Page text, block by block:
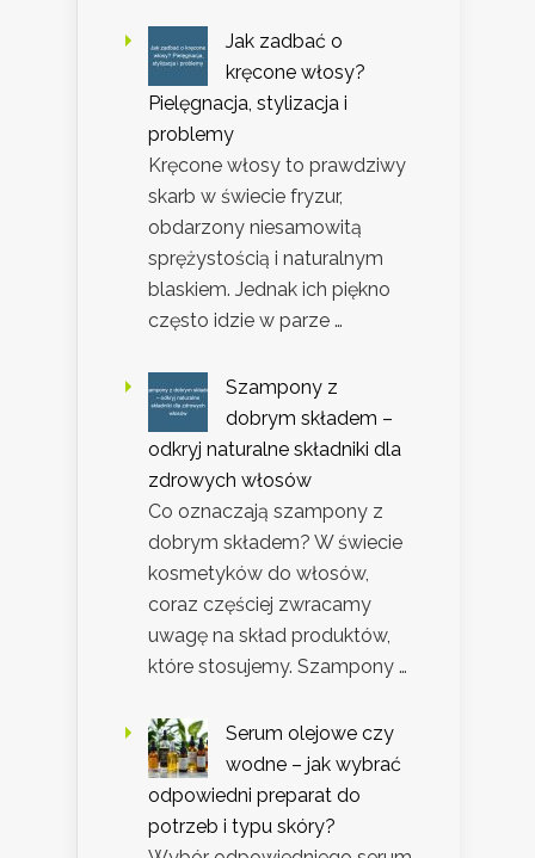
Jak zadbać o
kręcone włosy?
Pielęgnacja, stylizacja i
problemy
Kręcone włosy to prawdziwy
skarb w świecie fryzur,
obdarzony niesamowitą
sprężystością i naturalnym
blaskiem. Jednak ich piękno
często idzie w parze …
Szampony z
dobrym składem –
odkryj naturalne składniki dla
zdrowych włosów
Co oznaczają szampony z
dobrym składem? W świecie
kosmetyków do włosów,
coraz częściej zwracamy
uwagę na skład produktów,
które stosujemy. Szampony …
Serum olejowe czy
wodne – jak wybrać
odpowiedni preparat do
potrzeb i typu skóry?